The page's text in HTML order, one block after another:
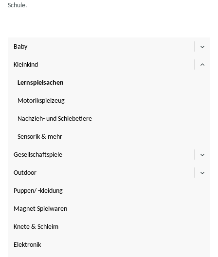
Schule.
Baby
Kleinkind
Lernspielsachen
Motorikspielzeug
Nachzieh- und Schiebetiere
Sensorik & mehr
Gesellschaftspiele
Outdoor
Puppen/ -kleidung
Magnet Spielwaren
Knete & Schleim
Elektronik